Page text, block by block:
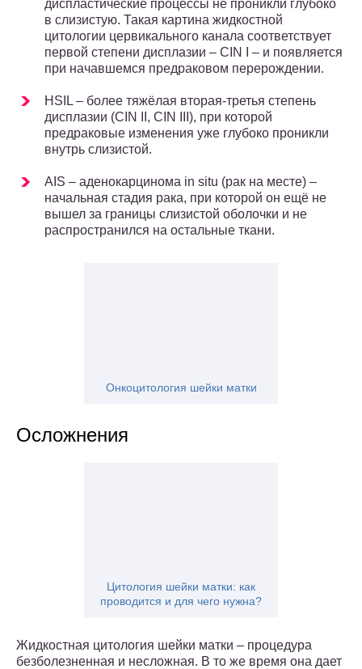
диспластические процессы не проникли глубоко
в слизистую. Такая картина жидкостной
цитологии цервикального канала соответствует
первой степени дисплазии – CIN I – и появляется
при начавшемся предраковом перерождении.
HSIL – более тяжёлая вторая-третья степень
дисплазии (CIN II, CIN III), при которой
предраковые изменения уже глубоко проникли
внутрь слизистой.
AIS – аденокарцинома in situ (рак на месте) –
начальная стадия рака, при которой он ещё не
вышел за границы слизистой оболочки и не
распространился на остальные ткани.
Онкоцитология шейки матки
Осложнения
Цитология шейки матки: как
проводится и для чего нужна?
Жидкостная цитология шейки матки – процедура
безболезненная и несложная. В то же время она дает